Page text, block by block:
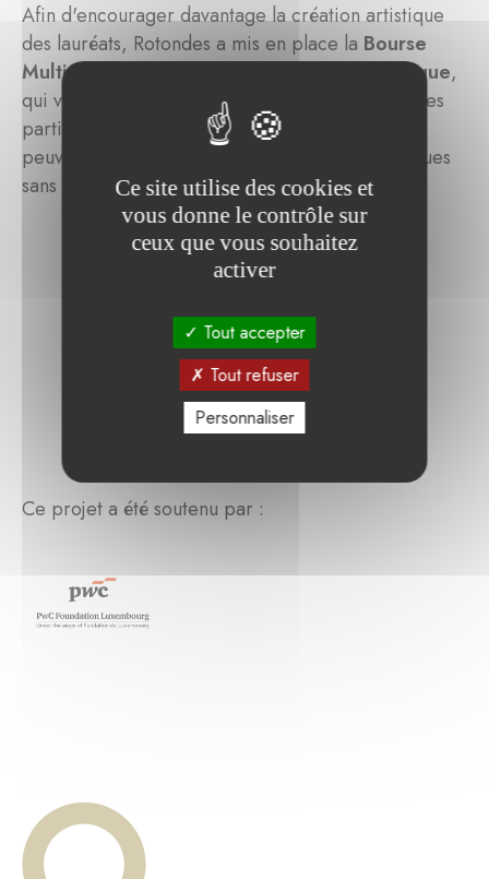
Afin d'encourager davantage la création artistique
des lauréats, Rotondes a mis en place la Bourse
Multiplica pour la création artistique numérique,
qui vient compléter le soutien reçu par les artistes
participants. Grâce à ces bourses, les artistes
peuvent explorer de nouvelles idées ou techniques
sans contrainte financière.
Ce projet a été soutenu par :
Ce site utilise des cookies et
vous donne le contrôle sur
ceux que vous souhaitez
activer
Tout accepter
Tout refuser
Personnaliser